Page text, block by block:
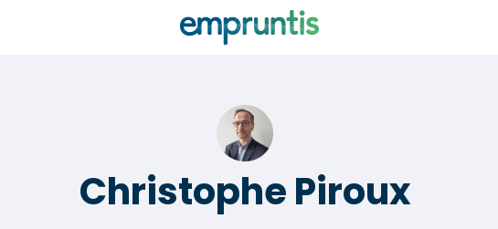
Christophe Piroux